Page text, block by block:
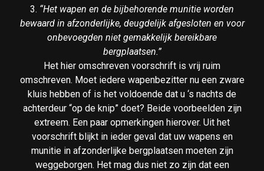
3. “Het wapen en de bijbehorende munitie worden
bewaard in afzonderlijke, deugdelijk afgesloten en voor
onbevoegden niet gemakkelijk bereikbare
bergplaatsen.”
Het hier omschreven voorschrift is vrij ruim
omschreven. Moet iedere wapenbezitter nu een zware
kluis hebben of is het voldoende dat u ‘s nachts de
achterdeur “op de knip” doet? Beide voorbeelden zijn
extreem. Een paar opmerkingen hierover. Uit het
voorschrift blijkt in ieder geval dat uw wapens en
munitie in afzonderlijke bergplaatsen moeten zijn
weggeborgen. Het mag dus niet zo zijn dat een